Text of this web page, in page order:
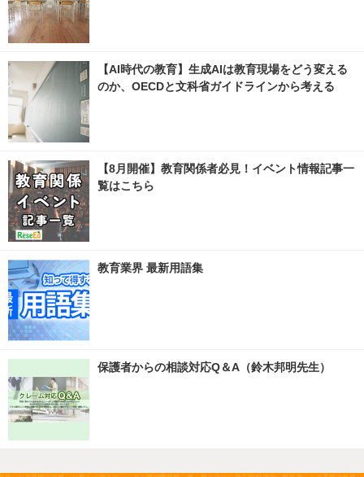
【AI時代の教育】生成AIは教育現場をどう変える
のか、OECDと文科省ガイドラインから考える
【8月開催】教育関係者必見！イベント情報記事一
覧はこちら
教育業界 最新用語集
保護者からの相談対応Q＆A（鈴木邦明先生）